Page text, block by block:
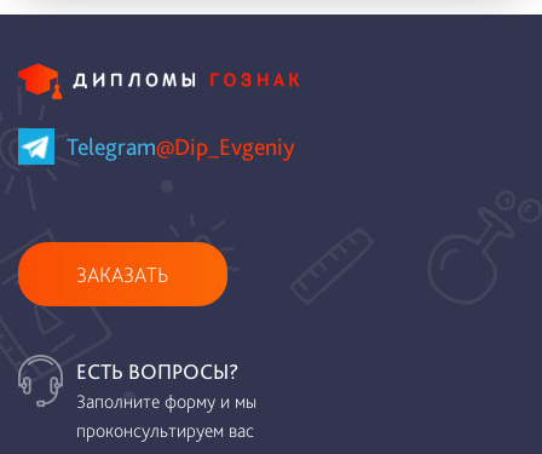
Telegram@Dip_Evgeniy
ЗАКАЗАТЬ
ЕСТЬ ВОПРОСЫ?
Заполните форму и мы
проконсультируем вас